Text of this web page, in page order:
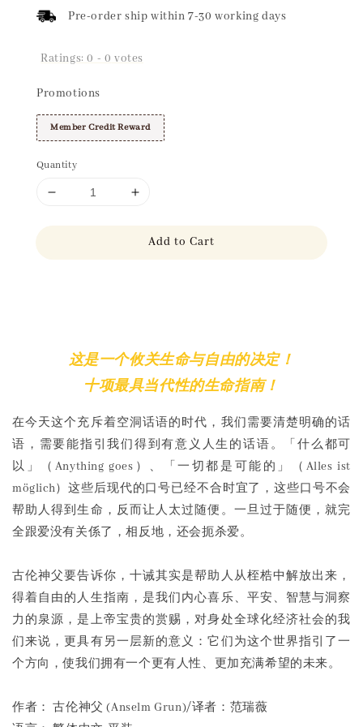
Pre-order ship within 7-30 working days
Ratings:0 - 0 votes
Promotions
Member Credit Reward
Quantity
Add to Cart
这是一个攸关生命与自由的决定！
十项最具当代性的生命指南！
在今天这个充斥着空洞话语的时代，我们需要清楚明确的话
语，需要能指引我们得到有意义人生的话语。「什么都可
以」（Anything goes）、「一切都是可能的」（Alles ist
möglich）这些后现代的口号已经不合时宜了，这些口号不会
帮助人得到生命，反而让人太过随便。一旦过于随便，就完
全跟爱没有关係了，相反地，还会扼杀爱。
古伦神父要告诉你，十诫其实是帮助人从桎梏中解放出来，
得着自由的人生指南，是我们内心喜乐、平安、智慧与洞察
力的泉源，是上帝宝贵的赏赐，对身处全球化经济社会的我
们来说，更具有另一层新的意义：它们为这个世界指引了一
个方向，使我们拥有一个更有人性、更加充满希望的未来。
作者： 古伦神父 (Anselm Grun)/译者：范瑞薇